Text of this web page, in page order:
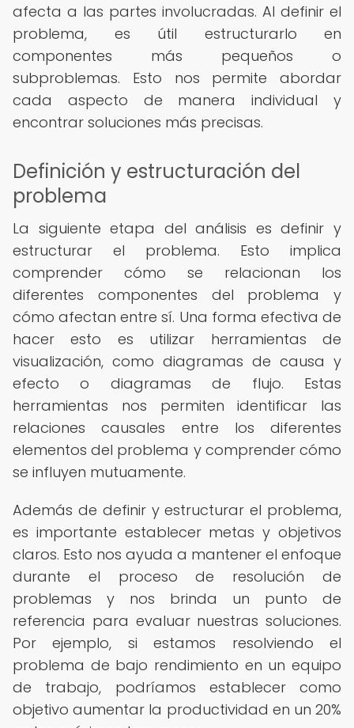
afecta a las partes involucradas. Al definir el
problema, es útil estructurarlo en
componentes más pequeños o
subproblemas. Esto nos permite abordar
cada aspecto de manera individual y
encontrar soluciones más precisas.
Definición y estructuración del
problema
La siguiente etapa del análisis es definir y
estructurar el problema. Esto implica
comprender cómo se relacionan los
diferentes componentes del problema y
cómo afectan entre sí. Una forma efectiva de
hacer esto es utilizar herramientas de
visualización, como diagramas de causa y
efecto o diagramas de flujo. Estas
herramientas nos permiten identificar las
relaciones causales entre los diferentes
elementos del problema y comprender cómo
se influyen mutuamente.
Además de definir y estructurar el problema,
es importante establecer metas y objetivos
claros. Esto nos ayuda a mantener el enfoque
durante el proceso de resolución de
problemas y nos brinda un punto de
referencia para evaluar nuestras soluciones.
Por ejemplo, si estamos resolviendo el
problema de bajo rendimiento en un equipo
de trabajo, podríamos establecer como
objetivo aumentar la productividad en un 20%